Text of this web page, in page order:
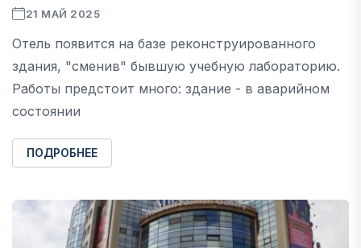
21 МАЙ 2025
Отель появится на базе реконструированного
здания, "сменив" бывшую учебную лабораторию.
Работы предстоит много: здание - в аварийном
состоянии
ПОДРОБНЕЕ